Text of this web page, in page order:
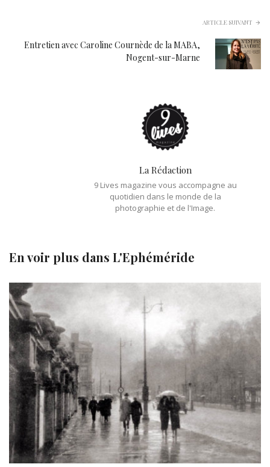
ARTICLE SUIVANT
Entretien avec Caroline Cournède de la MABA,
Nogent-sur-Marne
La Rédaction
9 Lives magazine vous accompagne au
quotidien dans le monde de la
photographie et de l'Image.
En voir plus dans L'Ephéméride